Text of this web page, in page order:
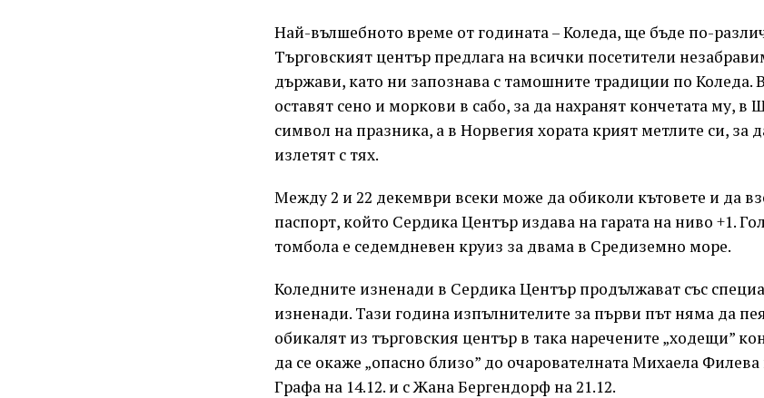
Най-вълшебното време от годината – Коледа, ще бъде по-
Търговският център предлага на всички посетители
държави, като ни запознава с тамошните традиции по Коледа.
оставят сено и моркови в сабо, за да нахранят кончетата му, в
символ на празника, а в Норвегия хората крият метлите си, за
излетят с тях.
Между 2 и 22 декември всеки може да обиколи кътовете и да
паспорт, който Сердика Център издава на гарата на ниво +1.
томбола е седемдневен круиз за двама в Средиземно море.
Коледните изненади в Сердика Център продължават със
изненади. Тази година изпълнителите за първи път няма да
обикалят из търговския център в така наречените „ходещи”
да се окаже „опасно близо” до очарователната Михаела Филева
Графа на 14.12. и с Жана Бергендорф на 21.12.